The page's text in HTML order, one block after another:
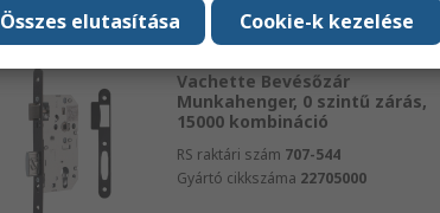
Raktáron
Vachette Bevésőzár
Munkahenger, 0 szintű zárás,
15000 kombináció
RS raktári szám 707-544
Gyártó cikkszáma 22705000
Cookie-k kezelése
Összes elutasítása